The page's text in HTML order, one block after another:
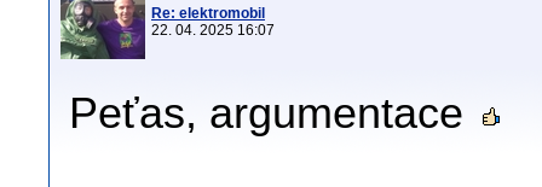
Re: elektromobil
22. 04. 2025 16:07
Peťas, argumentace